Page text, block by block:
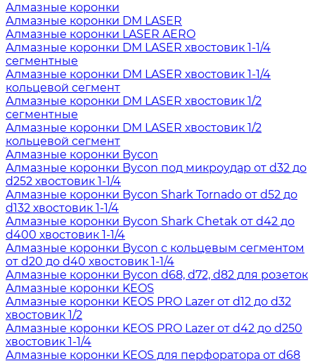
Алмазные коронки
Алмазные коронки DM LASER
Алмазные коронки LASER AERO
Алмазные коронки DM LASER хвостовик 1-1/4
сегментные
Алмазные коронки DM LASER хвостовик 1-1/4
кольцевой сегмент
Алмазные коронки DM LASER хвостовик 1/2
сегментные
Алмазные коронки DM LASER хвостовик 1/2
кольцевой сегмент
Алмазные коронки Bycon
Алмазные коронки Bycon под микроудар от d32 до
d252 хвостовик 1-1/4
Алмазные коронки Bycon Shark Tornado от d52 до
d132 хвостовик 1-1/4
Алмазные коронки Bycon Shark Chetak от d42 до
d400 хвостовик 1-1/4
Алмазные коронки Bycon с кольцевым сегментом
от d20 до d40 хвостовик 1-1/4
Алмазные коронки Bycon d68, d72, d82 для розеток
Алмазные коронки KEOS
Алмазные коронки KEOS PRO Lazer от d12 до d32
хвостовик 1/2
Алмазные коронки KEOS PRO Lazer от d42 до d250
хвостовик 1-1/4
Алмазные коронки KEOS для перфоратора от d68